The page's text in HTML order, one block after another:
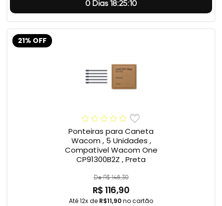
0 Dias 18:25:9
21% OFF
Ponteiras para Caneta
Wacom , 5 Unidades ,
Compatível Wacom One
CP91300B2Z , Preta
De R$ 148,30
R$ 116,90
Até 12x de R$11,90no cartão